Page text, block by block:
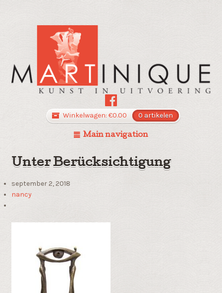
Winkelwagen: €0.00 0 artikelen
Main navigation
Unter Berücksichtigung
september 2, 2018
nancy